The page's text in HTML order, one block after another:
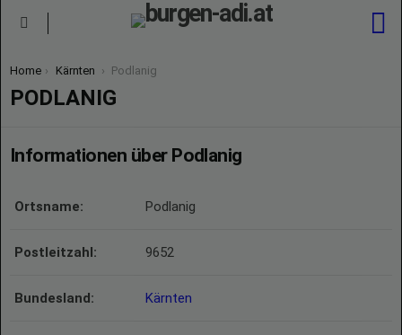
You are here:
Home Kärnten Podlanig
PODLANIG
Informationen über Podlanig
Ortsname: Podlanig
Postleitzahl: 9652
Bundesland: Kärnten